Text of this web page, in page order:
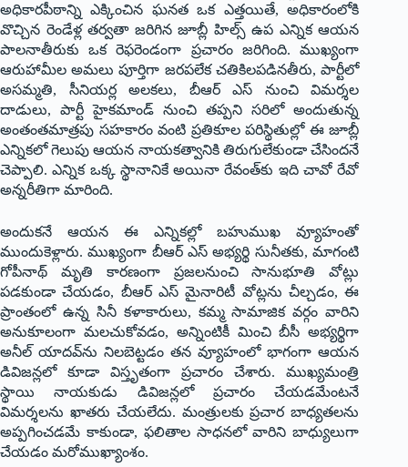
అధికార‌పీఠాన్ని ఎక్కించిన ఘ‌న‌త ఒక ఎత్త‌యితే, అధికారంలోకి
వొచ్చిన రెండేళ్ల త‌ర్వ‌తా జరిగిన జూబ్లీ హిల్స్ ఉప ఎన్నిక ఆయ‌న
పాల‌నాతీరుకు ఒక రెఫ‌రెండంగా ప్ర‌చారం జ‌రిగింది. ముఖ్యంగా
ఆరుహామీల అమ‌లు పూర్తిగా జ‌రప‌లేక చ‌తికిల‌ప‌డిన‌తీరు, పార్టీలో
అస‌మ్మ‌తి, సీనియ‌ర్ల అల‌క‌లు, బీఆర్ ఎస్ నుంచి విమ‌ర్శ‌ల
దాడులు, పార్టీ హైక‌మాండ్ నుంచి త‌ప్ప‌ని స‌రిలో అందుతున్న
అంతంత‌మాత్ర‌పు స‌హ‌కారం వంటి ప్ర‌తికూల ప‌రిస్థితుల్లో ఈ జూబ్లీ
ఎన్నికలో గెలుపు ఆయ‌న నాయ‌క‌త్వానికి తిరుగులేకుండా చేసింద‌నే
చెప్పాలి. ఎన్నిక ఒక్క స్థానానికే అయినా రేవంత్‌కు ఇది చావో రేవో
అన్న‌రీతిగా మారింది.
అందుక‌నే ఆయ‌న ఈ ఎన్నిక‌ల్లో బ‌హుముఖ వ్యూహంతో
ముందుకెళ్లారు. ముఖ్యంగా బీఆర్ ఎస్ అభ్య‌ర్థి సునీత‌కు, మాగంటి
గోపీనాథ్ మృతి కార‌ణంగా ప్ర‌జ‌ల‌నుంచి సానుభూతి వోట్లు
ప‌డ‌కుండా చేయ‌డం, బీఆర్ ఎస్ మైనారిటీ వోట్ల‌ను చీల్చ‌డం, ఈ
ప్రాంతంలో ఉన్న సినీ క‌ళాకారులు, క‌మ్మ సామాజిక వ‌ర్గం వారిని
అనుకూలంగా మ‌ల‌చుకోవ‌డం, అన్నింటికీ మించి బీసీ అభ్య‌ర్థిగా
అనీల్ యాద‌వ్‌ను నిల‌బెట్ట‌డం త‌న వ్యూహంలో భాగంగా ఆయ‌న
డివిజ‌న్ల‌లో కూడా విస్తృతంగా ప్ర‌చారం చేశారు. ముఖ్య‌మంత్రి
స్థాయి నాయ‌కుడు డివిజ‌న్ల‌లో ప్ర‌చారం చేయ‌డ‌మేంట‌నే
విమ‌ర్శ‌ల‌ను ఖాత‌రు చేయ‌లేదు. మంత్రుల‌కు ప్ర‌చార బాధ్య‌త‌ల‌ను
అప్ప‌గించ‌డ‌మే కాకుండా, ఫ‌లితాల సాధ‌న‌లో వారిని బాధ్యులుగా
చేయ‌డం మ‌రోముఖ్యాంశం.